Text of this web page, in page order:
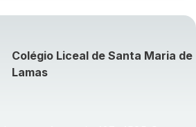
Colégio Liceal de Santa Maria de
Lamas